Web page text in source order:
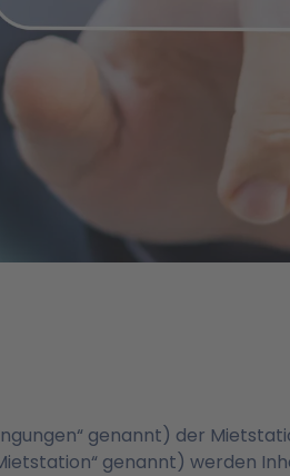
genannt) der
genannt) werden